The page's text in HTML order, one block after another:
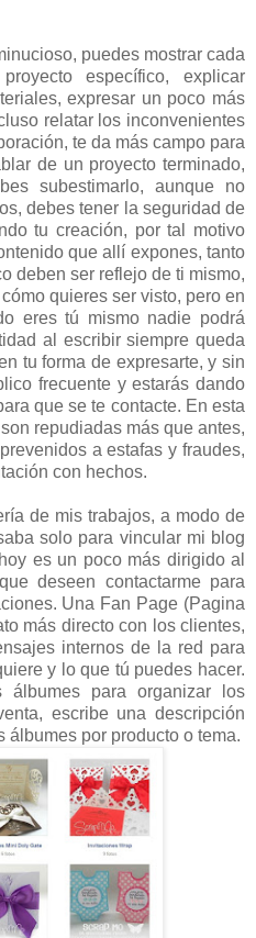
puedes mostrar cada
específico, explicar
expresar un poco más
relatar los inconvenientes
te da más campo para
de un proyecto terminado,
subestimarlo, aunque no
debes tener la seguridad de
tu creación, por tal motivo
que allí expones, tanto
deben ser reflejo de ti mismo,
quieres ser visto, pero en
eres tú mismo nadie podrá
al escribir siempre queda
tu forma de expresarte, y sin
frecuente y estarás dando
que se te contacte. En esta
repudiadas más que antes,
a estafas y fraudes,
con hechos.
de mis trabajos, a modo de
solo para vincular mi blog
es un poco más dirigido al
deseen contactarme para
Una Fan Page (Pagina
más directo con los clientes,
internos de la red para
y lo que tú puedes hacer.
álbumes para organizar los
escribe una descripción
álbumes por producto o tema.